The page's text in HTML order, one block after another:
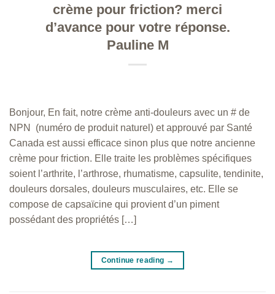
crème pour friction? merci
d’avance pour votre réponse.
Pauline M
Bonjour, En fait, notre crème anti-douleurs avec un # de
NPN (numéro de produit naturel) et approuvé par Santé
Canada est aussi efficace sinon plus que notre ancienne
crème pour friction. Elle traite les problèmes spécifiques
soient l’arthrite, l’arthrose, rhumatisme, capsulite, tendinite,
douleurs dorsales, douleurs musculaires, etc. Elle se
compose de capsaïcine qui provient d’un piment
possédant des propriétés […]
Continue reading →